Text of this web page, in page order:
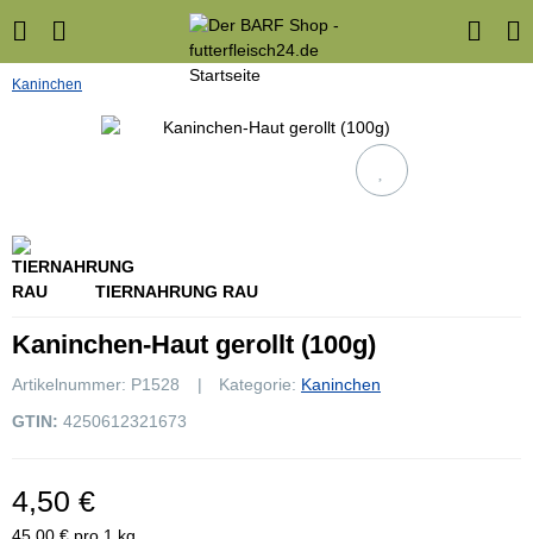
Kaninchen
TIERNAHRUNG RAU
Kaninchen-Haut gerollt (100g)
Artikelnummer: P1528 Kategorie: Kaninchen
GTIN: 4250612321673
4,50 €